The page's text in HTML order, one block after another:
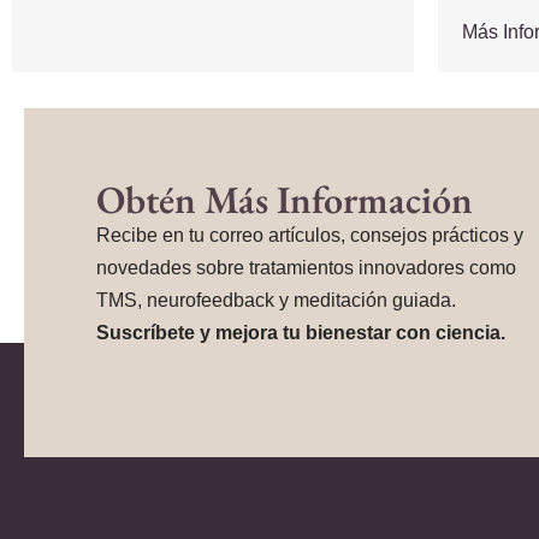
Más
Obtén Más Información
Recibe en tu correo artículos, consejos prácticos y
novedades sobre tratamientos innovadores como
TMS, neurofeedback y meditación guiada.
Suscríbete y mejora tu bienestar con ciencia.